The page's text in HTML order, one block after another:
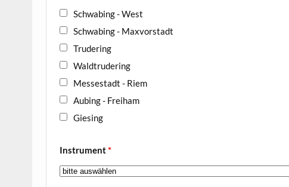
Schwabing - West
Schwabing - Maxvorstadt
Trudering
Waldtrudering
Messestadt - Riem
Aubing - Freiham
Giesing
Instrument*